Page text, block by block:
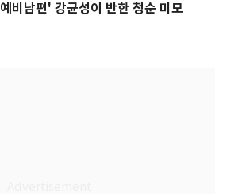
예비남편' 강균성이 반한 청순 미모